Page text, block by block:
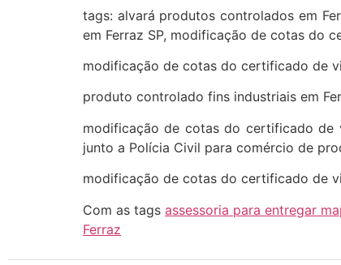
tags: alvará produtos controlados em
em Ferraz SP, modificação de cotas do
modificação de cotas do certificado de
produto controlado fins industriais em
modificação de cotas do certificado de
junto a Polícia Civil para comércio de
modificação de cotas do certificado de
Com as tags assessoria para entregar
Ferraz